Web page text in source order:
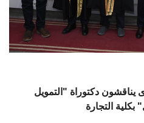
يناقشون دكتوراة "التمويل
بكلية التجارة